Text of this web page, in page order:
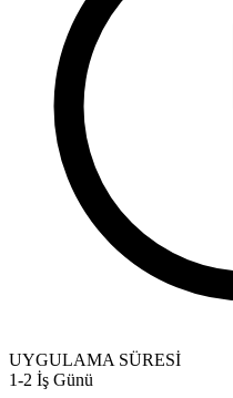
UYGULAMA SÜRESİ
1-2 İş Günü